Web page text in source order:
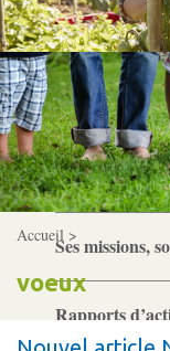
Son équipe
Ses locaux
Son histoire
Ses missions,
Rapports
Accueil >
voeux